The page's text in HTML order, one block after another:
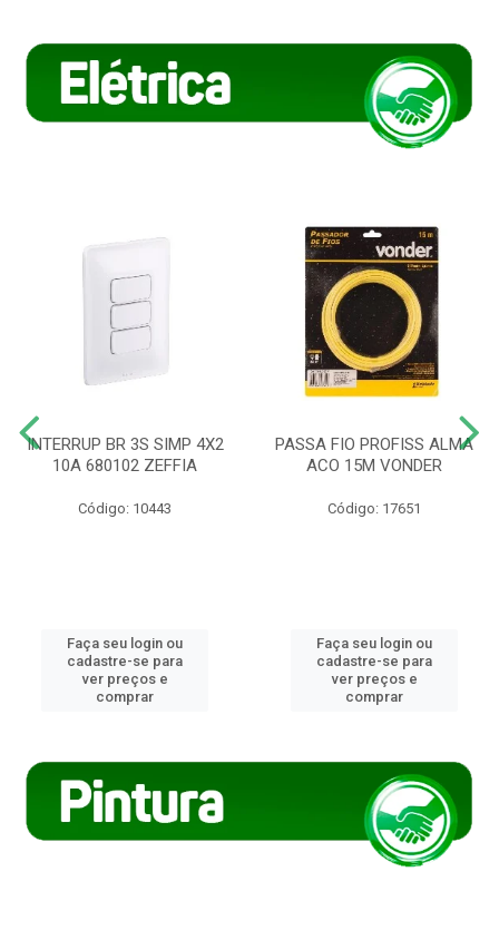
INTERRUP BR 3S SIMP 4X2
10A 680102 ZEFFIA
Código: 10443
Faça seu login ou
cadastre-se para
ver preços e
comprar
PASSA FIO PROFISS ALMA
ACO 15M VONDER
Código: 17651
Faça seu login ou
cadastre-se para
ver preços e
comprar